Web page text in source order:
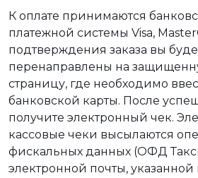
К оплате принимаются
платежной системы Visa,
подтверждения заказа вы
перенаправлены на
страницу, где необходимо
банковской карты. После
получите электронный чек.
кассовые чеки высылаются
фискальных данных (ОФД
электронной почты,